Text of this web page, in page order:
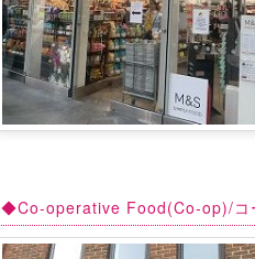
◆Co-operative Food(Co-op)/コ